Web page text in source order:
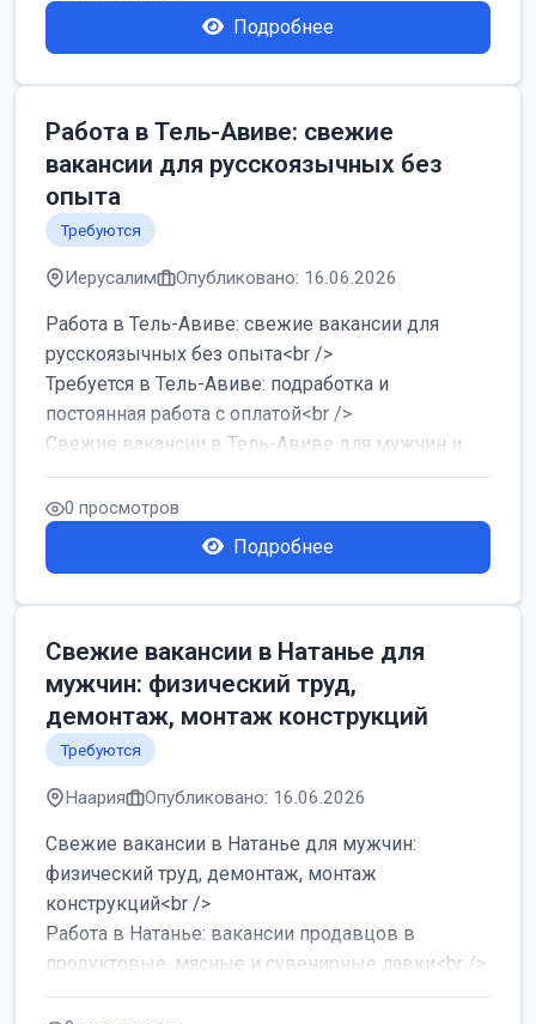
Подробнее
Работа в Тель-Авиве: свежие
вакансии для русскоязычных без
опыта
Требуются
Иерусалим Опубликовано: 16.06.2026
Работа в Тель-Авиве: свежие вакансии для
русскоязычных без опыта<br />
Требуется в Тель-Авиве: подработка и
постоянная работа с оплатой<br />
Свежие вакансии в Тель-Авиве для мужчин и
женщин от хозя...
0 просмотров
Подробнее
Свежие вакансии в Натанье для
мужчин: физический труд,
демонтаж, монтаж конструкций
Требуются
Наария Опубликовано: 16.06.2026
Свежие вакансии в Натанье для мужчин:
физический труд, демонтаж, монтаж
конструкций<br />
Работа в Натанье: вакансии продавцов в
продуктовые, мясные и сувенирные лавки<br />
Разнорабочий на сборку м...